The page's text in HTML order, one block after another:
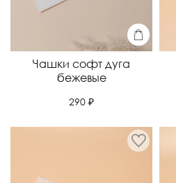
Чашки софт дуга
бежевые
290 ₽